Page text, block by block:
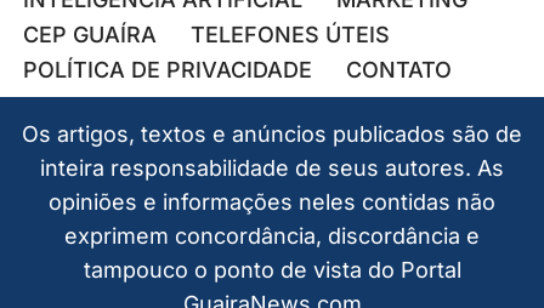
CEP GUAÍRA
TELEFONES ÚTEIS
POLÍTICA DE PRIVACIDADE
CONTATO
Os artigos, textos e anúncios publicados são de
inteira responsabilidade de seus autores. As
opiniões e informações neles contidas não
exprimem concordância, discordância e
tampouco o ponto de vista do Portal